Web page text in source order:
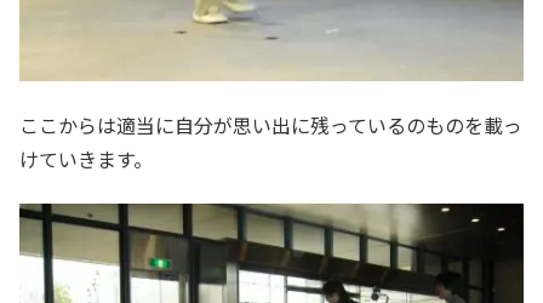
ここからは適当に自分が思い出に残っているのものを載っ
けていきます。